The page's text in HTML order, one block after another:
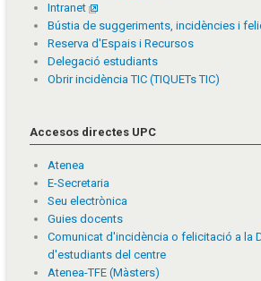
Intranet
Bústia de suggeriments, incidències i
Reserva d'Espais i Recursos
Delegació estudiants
Obrir incidència TIC (TIQUETs TIC)
Accesos directes UPC
Atenea
E-Secretaria
Seu electrònica
Guies docents
Comunicat d'incidència o felicitació a la
d'estudiants del centre
Atenea-TFE (Màsters)